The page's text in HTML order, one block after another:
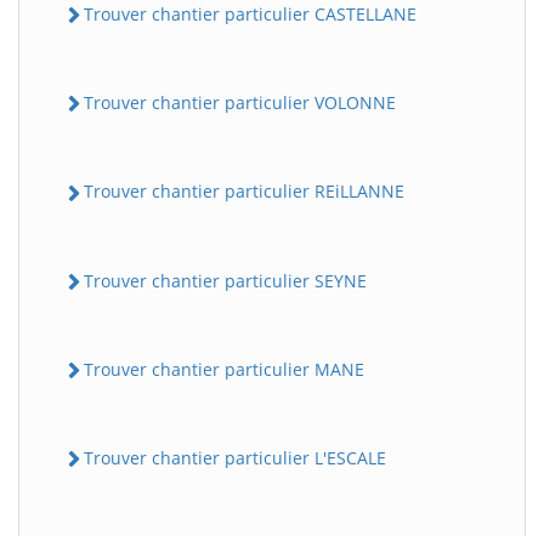
Trouver chantier particulier CASTELLANE
Trouver chantier particulier VOLONNE
Trouver chantier particulier REiLLANNE
Trouver chantier particulier SEYNE
Trouver chantier particulier MANE
Trouver chantier particulier L'ESCALE